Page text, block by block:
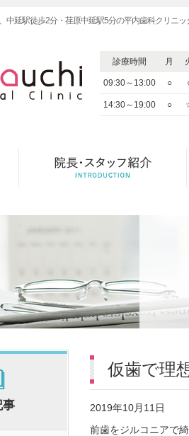
中延駅徒歩2分・荏原中延駅5分の平内歯科クリニッ
診療時間 月
09:30～13:00 ○
14:30～19:00 ○
仮歯で理
2019年10月11日
前歯をジルコニアで
事